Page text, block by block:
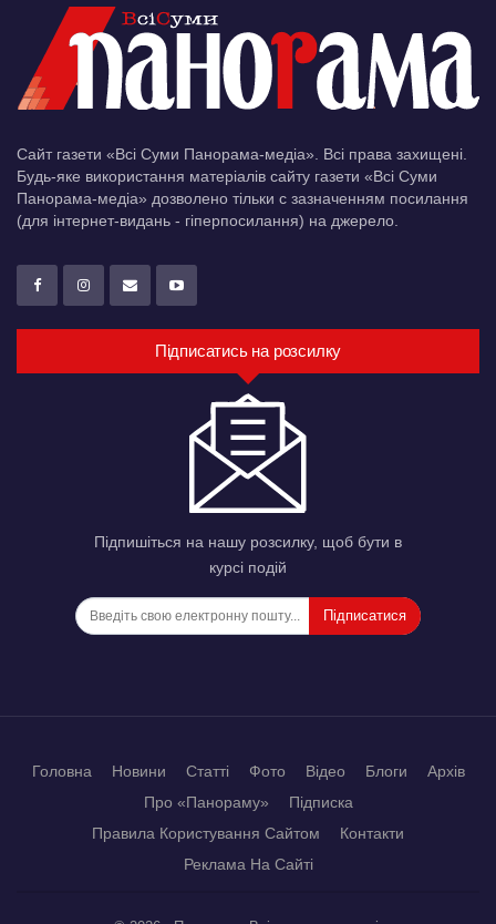
Сайт газети «Всі Суми Панорама-медіа». Всі права захищені.
Будь-яке використання матеріалів сайту газети «Всі Суми
Панорама-медіа» дозволено тільки c зазначенням посилання
(для інтернет-видань - гіперпосилання) на джерело.
Підписатись на розсилку
Підпишіться на нашу розсилку, щоб бути в
курсі подій
Підписатися
Головна Новини Статті Фото Відео Блоги
Архів
Про «Панораму»
Підписка
Правила Користування Сайтом
Контакти
Реклама На Сайті